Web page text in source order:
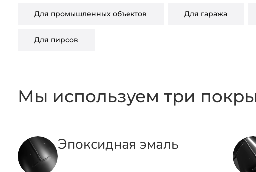
Для промышленных объектов Для гаража
Для пирсов
Мы используем три
Эпоксидная эмаль